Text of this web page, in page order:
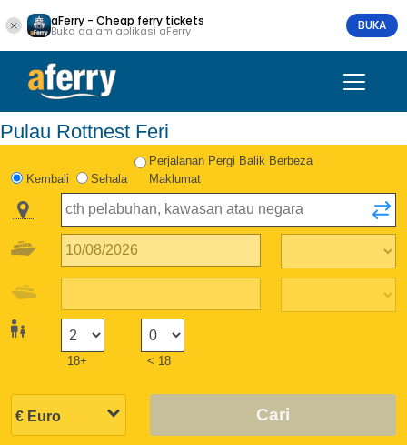
aFerry - Cheap ferry tickets
Buka dalam aplikasi aFerry BUKA
Pulau Rottnest Feri
Kembali Sehala
Perjalanan Pergi Balik Berbeza
Maklumat
18+ < 18
Cari